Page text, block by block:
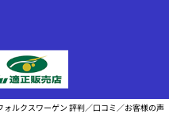
ォルクスワーゲン 評判／口コミ／お客様の声